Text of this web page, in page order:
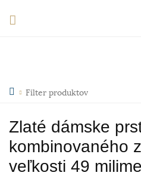
Filter produktov
Zlaté dámske
kombinovaného
veľkosti 49